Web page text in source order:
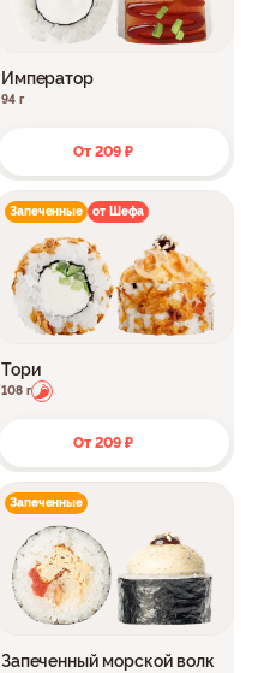
Император
94 г
От 209 ₽
Запеченные от Шефа
Тори
108 г
От 209 ₽
Запеченные
Запеченный морской волк